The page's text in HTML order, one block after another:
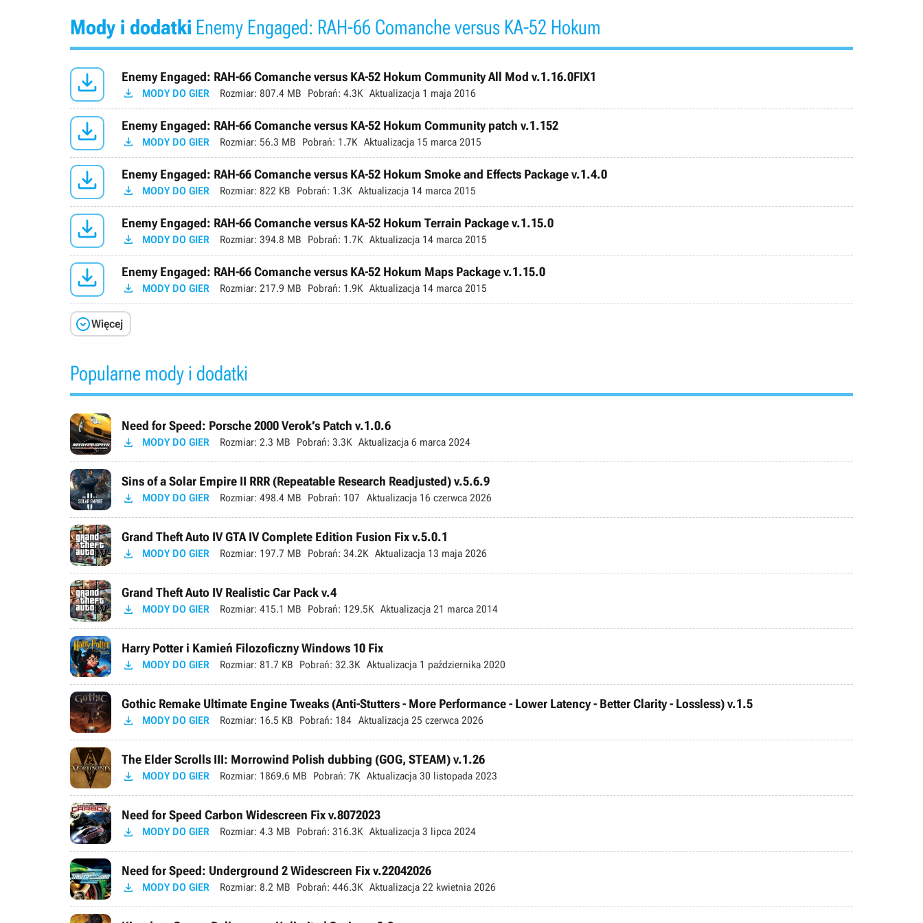
Mody i dodatki Enemy Engaged: RAH-66 Comanche versus KA-52 Hokum
 Enemy Engaged: RAH-66 Comanche versus KA-52 Hokum Community All Mod v.1.16.0FIX1
 MODY DO GIER Rozmiar: 807.4 MB Pobrań: 4.3K Aktualizacja 1 maja 2016
 Enemy Engaged: RAH-66 Comanche versus KA-52 Hokum Community patch v.1.152
 MODY DO GIER Rozmiar: 56.3 MB Pobrań: 1.7K Aktualizacja 15 marca 2015
 Enemy Engaged: RAH-66 Comanche versus KA-52 Hokum Smoke and Effects Package v.1.4.0
 MODY DO GIER Rozmiar: 822 KB Pobrań: 1.3K Aktualizacja 14 marca 2015
 Enemy Engaged: RAH-66 Comanche versus KA-52 Hokum Terrain Package v.1.15.0
 MODY DO GIER Rozmiar: 394.8 MB Pobrań: 1.7K Aktualizacja 14 marca 2015
 Enemy Engaged: RAH-66 Comanche versus KA-52 Hokum Maps Package v.1.15.0
 MODY DO GIER Rozmiar: 217.9 MB Pobrań: 1.9K Aktualizacja 14 marca 2015
Więcej
Popularne mody i dodatki
Need for Speed: Porsche 2000 Verok’s Patch v.1.0.6
 MODY DO GIER Rozmiar: 2.3 MB Pobrań: 3.3K Aktualizacja 6 marca 2024
Sins of a Solar Empire II RRR (Repeatable Research Readjusted) v.5.6.9
 MODY DO GIER Rozmiar: 498.4 MB Pobrań: 107 Aktualizacja 16 czerwca 2026
Grand Theft Auto IV GTA IV Complete Edition Fusion Fix v.5.0.1
 MODY DO GIER Rozmiar: 197.7 MB Pobrań: 34.2K Aktualizacja 13 maja 2026
Grand Theft Auto IV Realistic Car Pack v.4
 MODY DO GIER Rozmiar: 415.1 MB Pobrań: 129.5K Aktualizacja 21 marca 2014
Harry Potter i Kamień Filozoficzny Windows 10 Fix
 MODY DO GIER Rozmiar: 81.7 KB Pobrań: 32.3K Aktualizacja 1 października 2020
Gothic Remake Ultimate Engine Tweaks (Anti-Stutters - More Performance - Lower Latency - Better Clarity - Lossless) v.1.5
 MODY DO GIER Rozmiar: 16.5 KB Pobrań: 184 Aktualizacja 25 czerwca 2026
The Elder Scrolls III: Morrowind Polish dubbing (GOG, STEAM) v.1.26
 MODY DO GIER Rozmiar: 1869.6 MB Pobrań: 7K Aktualizacja 30 listopada 2023
Need for Speed Carbon Widescreen Fix v.8072023
 MODY DO GIER Rozmiar: 4.3 MB Pobrań: 316.3K Aktualizacja 3 lipca 2024
Need for Speed: Underground 2 Widescreen Fix v.22042026
 MODY DO GIER Rozmiar: 8.2 MB Pobrań: 446.3K Aktualizacja 22 kwietnia 2026